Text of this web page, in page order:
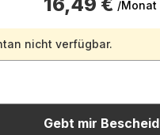
/Monat
nicht verfügbar.
Gebt mir Bescheid